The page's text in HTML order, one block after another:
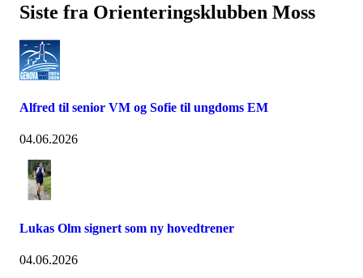
Siste fra Orienteringsklubben Moss
Alfred til senior VM og Sofie til ungdoms EM
04.06.2026
Lukas Olm signert som ny hovedtrener
04.06.2026